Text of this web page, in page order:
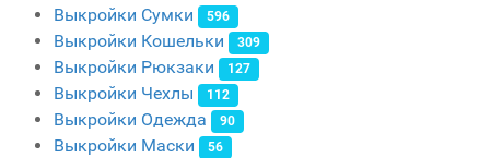
Выкройки Сумки 596
Выкройки Кошельки 309
Выкройки Рюкзаки 127
Выкройки Чехлы 112
Выкройки Одежда 90
Выкройки Маски 56